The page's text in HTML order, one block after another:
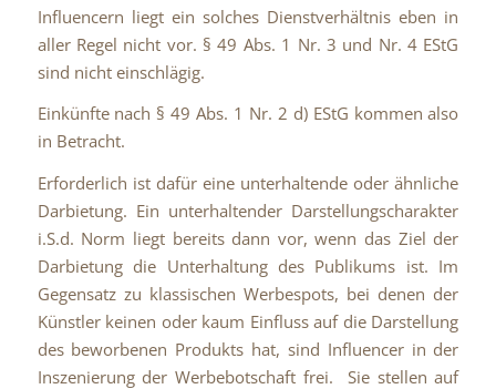
Influencern liegt ein solches Dienstverhältnis eben in
aller Regel nicht vor. § 49 Abs. 1 Nr. 3 und Nr. 4 EStG
sind nicht einschlägig.
Einkünfte nach § 49 Abs. 1 Nr. 2 d) EStG kommen also
in Betracht.
Erforderlich ist dafür eine unterhaltende oder ähnliche
Darbietung. Ein unterhaltender Darstellungscharakter
i.S.d. Norm liegt bereits dann vor, wenn das Ziel der
Darbietung die Unterhaltung des Publikums ist. Im
Gegensatz zu klassischen Werbespots, bei denen der
Künstler keinen oder kaum Einfluss auf die Darstellung
des beworbenen Produkts hat, sind Influencer in der
Inszenierung der Werbebotschaft frei. Sie stellen auf